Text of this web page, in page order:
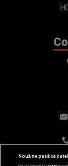
Nouă ne pasă ca